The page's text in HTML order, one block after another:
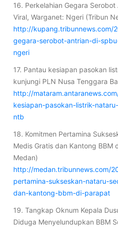
16. Perkelahian Gegara
Viral, Warganet: Ngeri (Tribun
http://kupang.tribunnews.com/
gegara-serobot-antrian-di-
ngeri
17. Pantau kesiapan pasokan
kunjungi PLN Nusa Tenggara
http://
kesiapan-pasokan-listrik-
ntb
18. Komitmen Pertamina
Medis Gratis dan Kantong BBM
Medan)
http://medan.tribunnews.com/
pertamina-sukseskan-nataru-
dan-kantong-bbm-di-parapat
19. Tangkap Oknum Kepala
Diduga Menyelundupkan BBM